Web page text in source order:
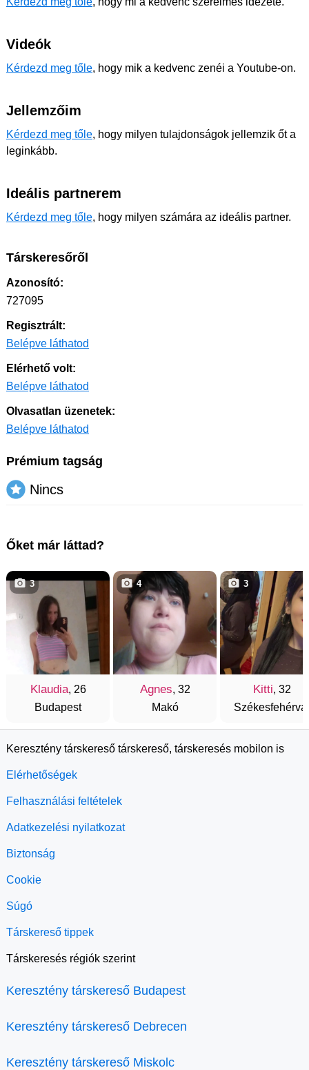
Videók
Kérdezd meg tőle, hogy mik a kedvenc zenéi a Youtube-on.
Jellemzőim
Kérdezd meg tőle, hogy milyen tulajdonságok jellemzik őt a
leginkább.
Ideális partnerem
Kérdezd meg tőle, hogy milyen számára az ideális partner.
Társkeresőről
Azonosító:
727095
Regisztrált:
Belépve láthatod
Elérhető volt:
Belépve láthatod
Olvasatlan üzenetek:
Belépve láthatod
Prémium tagság
Nincs
Őket már láttad?
Klaudia, 26
Budapest
3
Agnes, 32
Makó
4
Kitti, 32
3
Keresztény társkereső társkereső, társkeresés mobilon is
Elérhetőségek
Felhasználási feltételek
Adatkezelési nyilatkozat
Biztonság
Cookie
Súgó
Társkereső tippek
Társkeresés régiók szerint
Keresztény társkereső Budapest
Keresztény társkereső Debrecen
Keresztény társkereső Miskolc